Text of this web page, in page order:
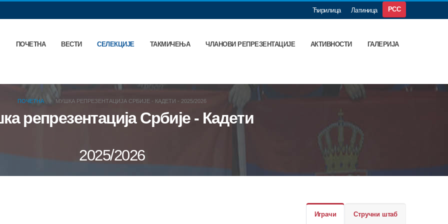
Ћирилица Латиница РСС
ПОЧЕТНА ВЕСТИ СЕЛЕКЦИЈЕ ТАКМИЧЕЊА ЧЛАНОВИ РЕПРЕЗЕНТАЦИЈЕ АКТИВНОСТИ ГАЛЕРИЈА
репрезентација Србије - Кадети
2025/2026
ПОЧЕТНА МУШКА РЕПРЕЗЕНТАЦИЈА СРБИЈЕ - КАДЕТИ - 2025/2026
Играчи Стручни штаб